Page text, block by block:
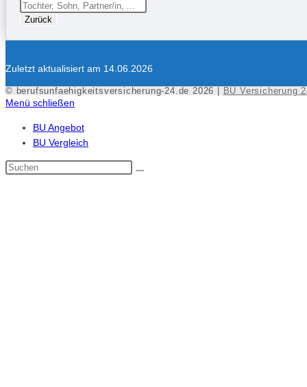
Zurück
Zuletzt aktualisiert am 14.06.2026
© berufsunfaehigkeitsversicherung-24.de 2026 | BU Versicherung
Menü schließen
BU Angebot
BU Vergleich
Diese